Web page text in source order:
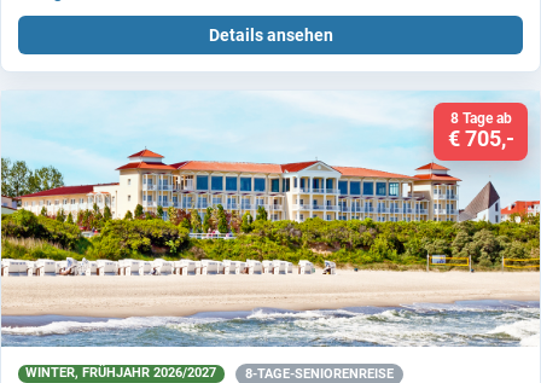
Details ansehen
8 Tage ab
€ 705,-
WINTER, FRÜHJAHR 2026/2027 8-TAGE-SENIORENREISE